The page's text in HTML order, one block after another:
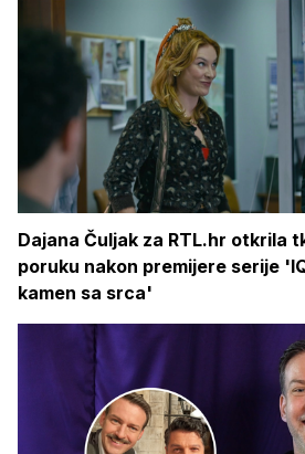
Dajana Čuljak za RTL.hr otkrila
poruku nakon premijere serije
kamen sa srca'